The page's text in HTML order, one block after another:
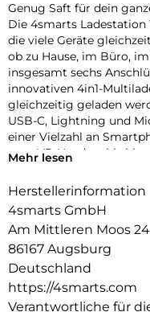
Genug Saft für dein
Die 4smarts Ladestation
die viele Geräte
ob zu Hause, im Büro,
insgesamt sechs
innovativen 4in1-
gleichzeitig geladen
USB-C, Lightning und
einer Vielzahl an
vom VR-Headset bis hin
praktische USB-
Ein echter Mehrwert:
Die Multi-Ladestation
USB-C-Kabeln und
Dieses flexible Kabel
USB und Lightning und
von bis zu vier
Mehr lesen
Herstellerinformation
4smarts GmbH
Am Mittleren Moos 24
86167 Augsburg
Deutschland
https://4smarts.com
Verantwortliche für